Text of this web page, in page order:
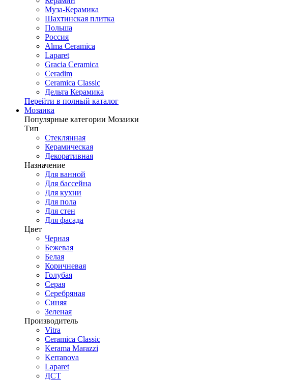
Муза-Керамика
Шахтинская плитка
Польша
Россия
Alma Ceramica
Laparet
Gracia Ceramica
Ceradim
Ceramica Classic
Дельта Керамика
Перейти в полный каталог
Мозаика
Популярные категории Мозаики
Тип
Стеклянная
Керамическая
Декоративная
Назначение
Для ванной
Для бассейна
Для кухни
Для пола
Для стен
Для фасада
Цвет
Черная
Бежевая
Белая
Коричневая
Голубая
Серая
Серебряная
Синяя
Зеленая
Производитель
Vitra
Ceramica Classic
Kerama Marazzi
Kerranova
Laparet
ДСТ